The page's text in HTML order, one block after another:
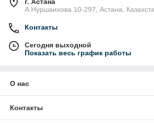
А.Нуршаихова 10-297, Астана,
Контакты
Сегодня выходной
Показать весь график работы
О нас
Контакты